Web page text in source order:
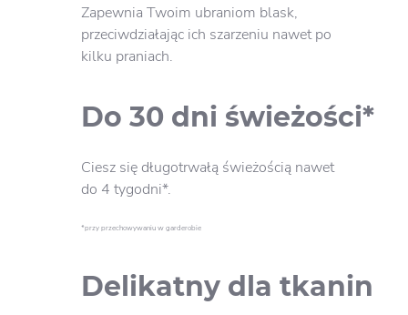
Zapewnia Twoim ubraniom blask,
przeciwdziałając ich szarzeniu nawet po
kilku praniach.
Do 30 dni świeżości*
Ciesz się długotrwałą świeżością nawet
do 4 tygodni*.
*przy przechowywaniu w garderobie
Delikatny dla tkanin